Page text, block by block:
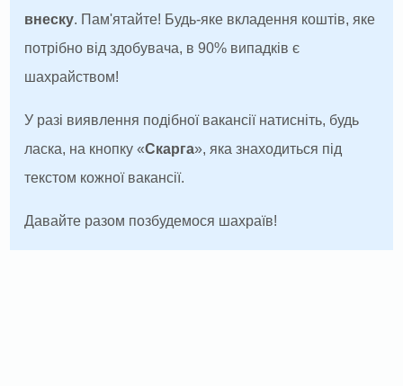
внеску. Пам'ятайте! Будь-яке вкладення коштів, яке
потрібно від здобувача, в 90% випадків є
шахрайством!
У разі виявлення подібної вакансії натисніть, будь
ласка, на кнопку «Скарга», яка знаходиться під
текстом кожної вакансії.
Давайте разом позбудемося шахраїв!